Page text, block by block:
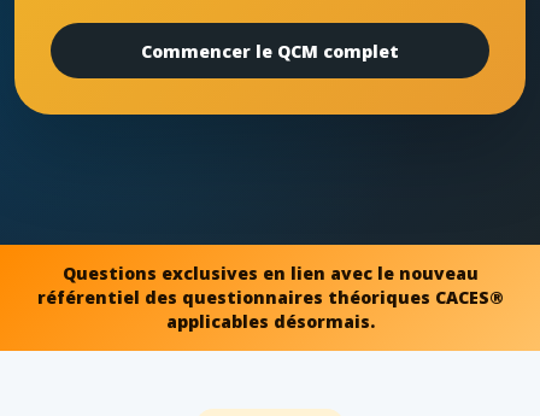
Commencer le QCM complet
Questions exclusives en lien avec le nouveau
référentiel des questionnaires théoriques CACES®
applicables désormais.